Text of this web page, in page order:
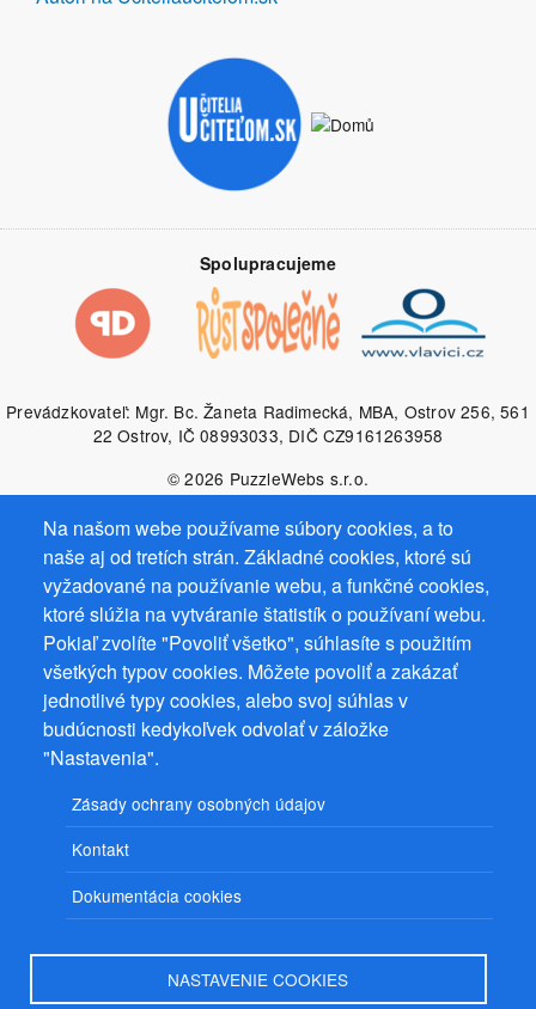
Na našom webe používame súbory cookies, a to
naše aj od tretích strán. Základné cookies, ktoré sú
vyžadované na používanie webu, a funkčné cookies,
ktoré slúžia na vytváranie štatistík o používaní webu.
Pokiaľ zvolíte "Povoliť všetko", súhlasíte s použitím
všetkých typov cookies. Môžete povoliť a zakázať
jednotlivé typy cookies, alebo svoj súhlas v
budúcnosti kedykoľvek odvolať v záložke
"Nastavenia".
Zásady ochrany osobných údajov
Kontakt
Dokumentácia cookies
NASTAVENIE COOKIES
Spolupracujeme
Prevádzkovateľ: Mgr. Bc. Žaneta Radimecká, MBA, Ostrov 256, 561
22 Ostrov, IČ 08993033, DIČ CZ9161263958
© 2026 PuzzleWebs s.r.o.